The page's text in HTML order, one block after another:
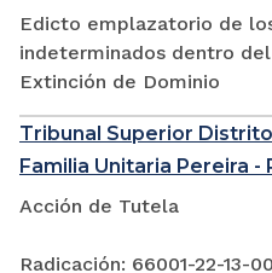
Edicto emplazatorio de
indeterminados dentro
Extinción de Dominio
Tribunal Superior Distrito
Familia Unitaria Pereira -
Acción de Tutela
Radicación: 66001-22-13-